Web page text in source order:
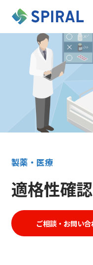
製薬・医療
適格性確
ご相談・お問い